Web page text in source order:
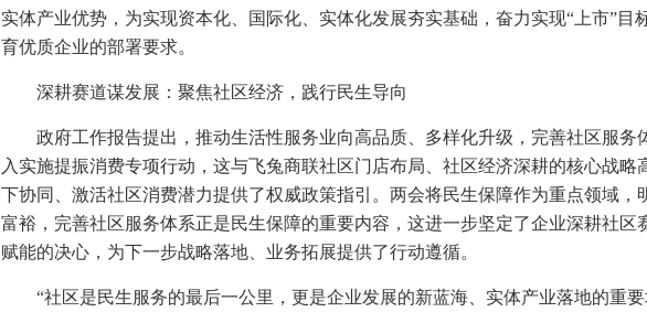
实体产业优势，为实现资本化、国际化、实体化发展夯实基础，奋力实现“上市”目
育优质企业的部署要求。
深耕赛道谋发展：聚焦社区经济，践行民生导向
政府工作报告提出，推动生活性服务业向高品质、多样化升级，完善社区服务
入实施提振消费专项行动，这与飞兔商联社区门店布局、社区经济深耕的核心战略
下协同、激活社区消费潜力提供了权威政策指引。两会将民生保障作为重点领域，
富裕，完善社区服务体系正是民生保障的重要内容，这进一步坚定了企业深耕社区
赋能的决心，为下一步战略落地、业务拓展提供了行动遵循。
“社区是民生服务的最后一公里，更是企业发展的新蓝海、实体产业落地的重